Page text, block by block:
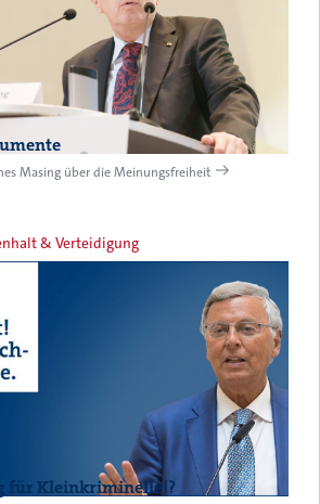
Masing über die Meinungsfreiheit
& Verteidigung
für Kleinkriminelle!?